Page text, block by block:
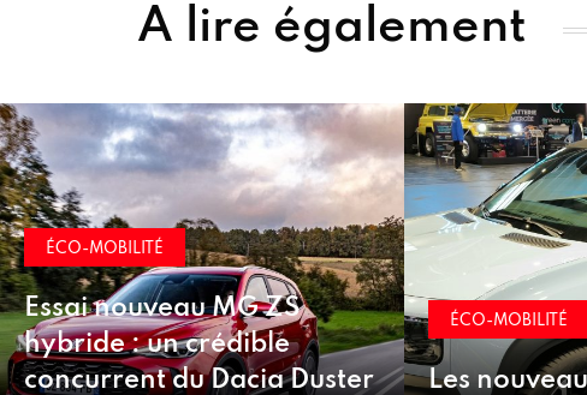
A lire également
ÉCO-MOBILITÉ
Les nouveautés françaises
ÉCO-
Hongqi